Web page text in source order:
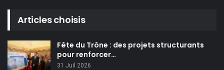
Articles choisis
Fête du Trône : des projets structurants
pour renforcer…
31 Juil 2026